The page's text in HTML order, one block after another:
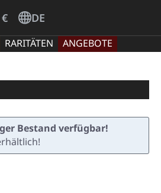
dem Merkzettel
enthält 0 Positionen. Der
DE
RARITÄTEN
ANGEBOTE
Bestand verfügbar!